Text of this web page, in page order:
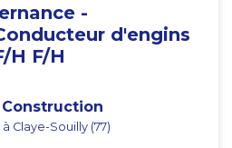
-
d'engins
H F/H
Construction
à Claye-Souilly (77)